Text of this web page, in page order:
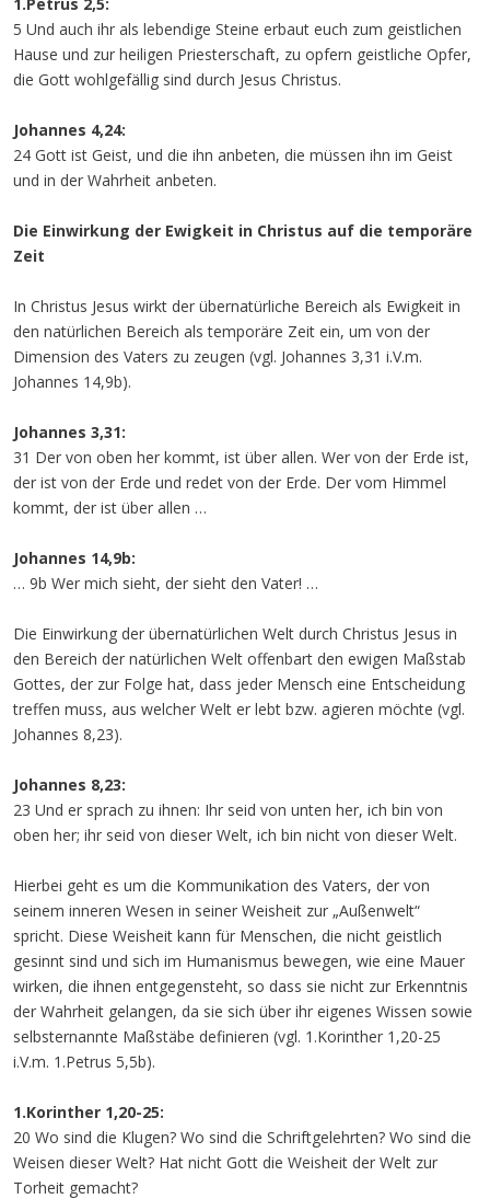
5 Und auch ihr als lebendige Steine erbaut euch zum geistlichen
Hause und zur heiligen Priesterschaft, zu opfern geistliche Opfer,
die Gott wohlgefällig sind durch Jesus Christus.
Johannes 4,24:
24 Gott ist Geist, und die ihn anbeten, die müssen ihn im Geist
und in der Wahrheit anbeten.
Die Einwirkung der Ewigkeit in Christus auf die temporäre
Zeit
In Christus Jesus wirkt der übernatürliche Bereich als Ewigkeit in
den natürlichen Bereich als temporäre Zeit ein, um von der
Dimension des Vaters zu zeugen (vgl. Johannes 3,31 i.V.m.
Johannes 14,9b).
Johannes 3,31:
31 Der von oben her kommt, ist über allen. Wer von der Erde ist,
der ist von der Erde und redet von der Erde. Der vom Himmel
kommt, der ist über allen …
Johannes 14,9b:
… 9b Wer mich sieht, der sieht den Vater! …
Die Einwirkung der übernatürlichen Welt durch Christus Jesus in
den Bereich der natürlichen Welt offenbart den ewigen Maßstab
Gottes, der zur Folge hat, dass jeder Mensch eine Entscheidung
treffen muss, aus welcher Welt er lebt bzw. agieren möchte (vgl.
Johannes 8,23).
Johannes 8,23:
23 Und er sprach zu ihnen: Ihr seid von unten her, ich bin von
oben her; ihr seid von dieser Welt, ich bin nicht von dieser Welt.
Hierbei geht es um die Kommunikation des Vaters, der von
seinem inneren Wesen in seiner Weisheit zur „Außenwelt“
spricht. Diese Weisheit kann für Menschen, die nicht geistlich
gesinnt sind und sich im Humanismus bewegen, wie eine Mauer
wirken, die ihnen entgegensteht, so dass sie nicht zur Erkenntnis
der Wahrheit gelangen, da sie sich über ihr eigenes Wissen sowie
selbsternannte Maßstäbe definieren (vgl. 1.Korinther 1,20-25
i.V.m. 1.Petrus 5,5b).
1.Korinther 1,20-25:
20 Wo sind die Klugen? Wo sind die Schriftgelehrten? Wo sind die
Weisen dieser Welt? Hat nicht Gott die Weisheit der Welt zur
Torheit gemacht?